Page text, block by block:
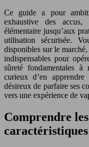
Ce guide a pour
exhaustive des
élémentaire jusqu’aux
utilisation sécurisée.
disponibles sur le
indispensables pour
sûreté fondamentales
curieux d’en
désireux de parfaire ses
vers une expérience de
Comprendre